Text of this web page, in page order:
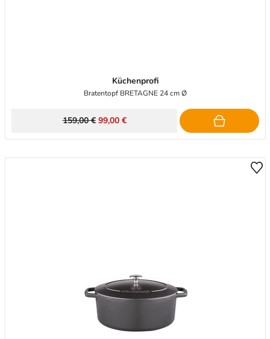
Küchenprofi
Bratentopf BRETAGNE 24 cm Ø
159,00 € 99,00 €